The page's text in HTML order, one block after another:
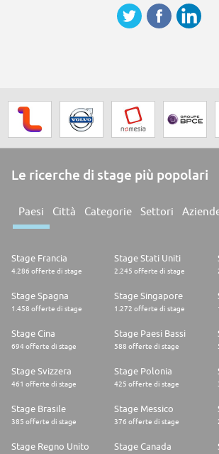
Le ricerche di stage più popolari
Paesi Città Categorie Settori
Stage Francia
4.286 offerte di stage
Stage Stati Uniti
2.245 offerte di stage
Stage Spagna
1.458 offerte di stage
Stage Singapore
1.272 offerte di stage
Stage Cina
694 offerte di stage
Stage Paesi Bassi
588 offerte di stage
Stage Svizzera
461 offerte di stage
Stage Polonia
425 offerte di stage
Stage Brasile
385 offerte di stage
Stage Messico
376 offerte di stage
Stage Regno Unito Stage Canada